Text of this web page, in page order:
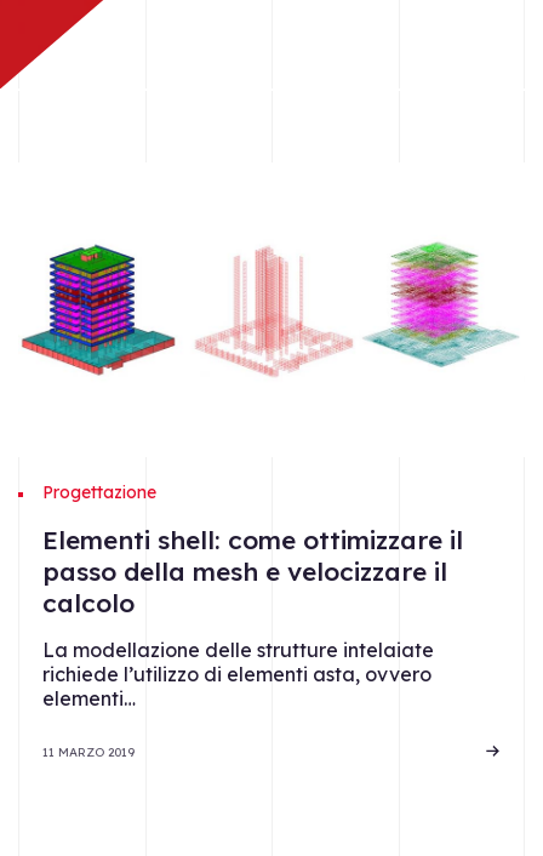
Progettazione
Elementi shell: come ottimizzare il
passo della mesh e velocizzare il
calcolo
La modellazione delle strutture intelaiate
richiede l’utilizzo di elementi asta, ovvero
elementi…
11 MARZO 2019